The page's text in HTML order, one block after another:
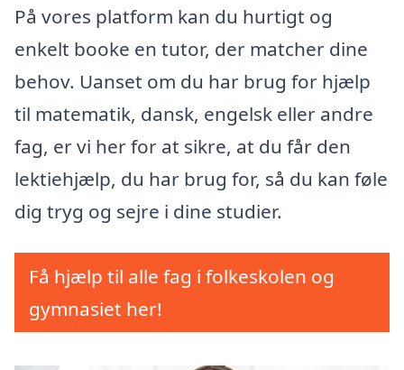
På vores platform kan du hurtigt og
enkelt booke en tutor, der matcher dine
behov. Uanset om du har brug for hjælp
til matematik, dansk, engelsk eller andre
fag, er vi her for at sikre, at du får den
lektiehjælp, du har brug for, så du kan føle
dig tryg og sejre i dine studier.
Få hjælp til alle fag i folkeskolen og
gymnasiet her!